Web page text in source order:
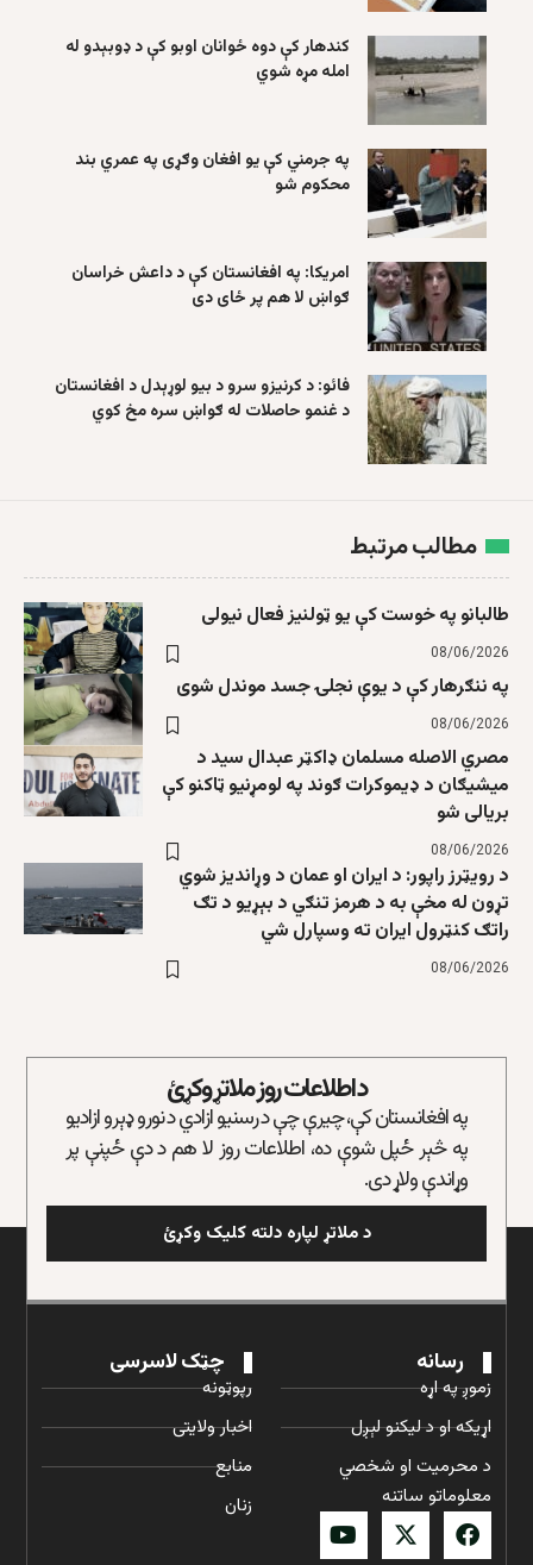
کندهار کې دوه ځوانان اوبو کې د ډوبېدو له
امله مړه شوي
په جرمني کې یو افغان وګړی په عمري بند
محکوم شو
امریکا: په افغانستان کې د داعش خراسان
ګواښ لا هم پر ځای دی
فائو: د کرنیزو سرو د بیو لوړېدل د افغانستان
د غنمو حاصلات له ګواښ سره مخ کوي
مطالب مرتبط
طالبانو په خوست کې یو ټولنیز فعال نیولی
08/06/2026
په ننګرهار کې د یوې نجلۍ جسد موندل شوی
08/06/2026
مصري الاصله مسلمان ډاکټر عبدال سید د
میشیګان د ډیموکرات ګوند په لومړنیو ټاکنو کې
بریالی شو
08/06/2026
د رویټرز راپور: د ایران او عمان د وړاندیز شوي
تړون له مخې به د هرمز تنګي د بېړیو د تګ
راتګ کنټرول ایران ته وسپارل شي
08/06/2026
د اطلاعات روز ملاتړ وکړئ
په افغانستان کې، چیرې چې د رسنیو ازادي د نورو ډېرو ازادیو
په څېر ځپل شوې ده، اطلاعات روز لا هم د دې ځپنې پر
وړاندې ولاړ دی.
د ملاتړ لپاره دلته کلیک وکړئ
رسانه
زموږ په اړه
اړیکه او د لیکنو لېږل
د محرمیت او شخصي
معلوماتو ساتنه
چټک لاسرسی
رپوټونه
اخبار ولایتی
منابع
زنان